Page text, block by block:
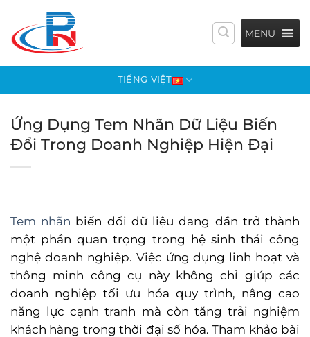
nội
MENU
TIẾNG VIỆT
Ứng Dụng Tem Nhãn Dữ Liệu Biến
Đổi Trong Doanh Nghiệp Hiện Đại
Tem nhãn biến đổi dữ liệu đang dần trở thành
một phần quan trọng trong hệ sinh thái công
nghệ doanh nghiệp. Việc ứng dụng linh hoạt và
thông minh công cụ này không chỉ giúp các
doanh nghiệp tối ưu hóa quy trình, nâng cao
năng lực cạnh tranh mà còn tăng trải nghiệm
khách hàng trong thời đại số hóa. Tham khảo bài